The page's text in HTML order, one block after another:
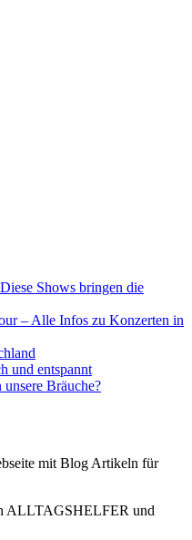
Shows bringen die
– Alle Infos zu Konzerten in
und entspannt
Bräuche?
mit Blog Artikeln für
ALLTAGSHELFER und